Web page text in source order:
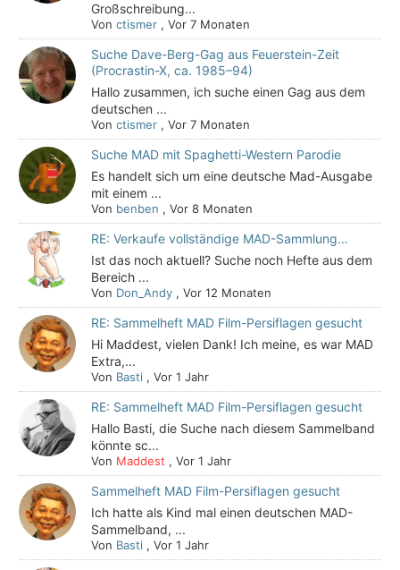
Großschreibung...
Vonctismer ,Vor 7 Monaten
Suche Dave-Berg-Gag aus Feuerstein-Zeit
(Procrastin-X, ca. 1985–94)
Hallo zusammen, ich suche einen Gag aus dem
deutschen ...
Vonctismer ,Vor 7 Monaten
Suche MAD mit Spaghetti-Western Parodie
Es handelt sich um eine deutsche Mad-Ausgabe
mit einem ...
Von benben ,Vor 8 Monaten
RE: Verkaufe vollständige MAD-Sammlung…
Ist das noch aktuell? Suche noch Hefte aus dem
Bereich ...
Von Don_Andy ,Vor 12 Monaten
RE: Sammelheft MAD Film-Persiflagen gesucht
Hi Maddest, vielen Dank! Ich meine, es war MAD
Extra,...
Von Basti ,Vor 1 Jahr
RE: Sammelheft MAD Film-Persiflagen gesucht
Hallo Basti, die Suche nach diesem Sammelband
könnte sc...
Von Maddest ,Vor 1 Jahr
Sammelheft MAD Film-Persiflagen gesucht
Ich hatte als Kind mal einen deutschen MAD-
Sammelband, ...
Von Basti ,Vor 1 Jahr